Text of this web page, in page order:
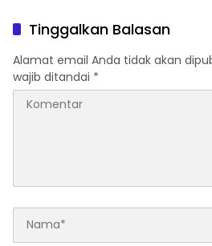
Tinggalkan Balasan
Alamat email Anda tidak akan
wajib ditandai *